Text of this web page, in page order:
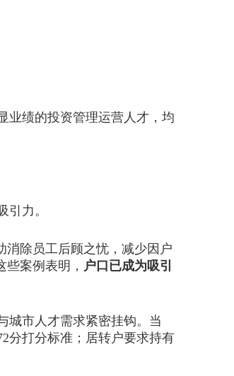
绩的投资管理运营人才，均
力。
除员工后顾之忧，减少因户
案例表明， 户口已成为吸引
市人才需求紧密挂钩。当
分打分标准；居转户要求持有